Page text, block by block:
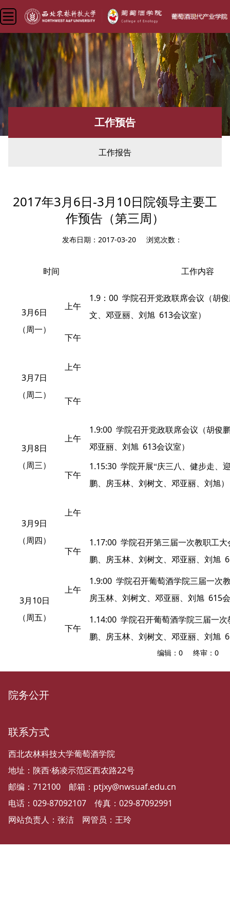
工作预告
工作报告
2017年3月6日-3月10日院领导主要工
作预告（第三周）
发布日期：2017-03-20 浏览次数：
时间 工作内容
3月 6日
（周一）
上午
1.9 ： 00 学院召开党政联席会议（胡
文、邓亚丽、刘旭 613会议室）
下午
3月 7日
（周二）
上午
下午
3月 8日
（周三）
上午
1.9:00 学院召开党政联席会议（胡俊
邓亚丽、刘旭 613会议室）
下午
1.15:30 学院开展“庆三八、健步走、
鹏、房玉林、刘树文、邓亚丽、刘旭）
3月 9日
（周四）
上午
下午
1.17:00 学院召开第三届一次教职工
鹏、房玉林、刘树文、邓亚丽、刘旭
3月 10日
（周五）
上午
1.9:00 学院召开葡萄酒学院三届一次
房玉林、刘树文、邓亚丽、刘旭 615
下午
1.14:00 学院召开葡萄酒学院三届一
鹏、房玉林、刘树文、邓亚丽、刘旭
编辑：0 终审：0
院务公开
联系方式
西北农林科技大学葡萄酒学院
地址：陕西·杨凌示范区西农路22号
邮编：712100 邮箱：ptjxy@nwsuaf.edu.cn
电话：029-87092107 传真：029-87092991
网站负责人：张洁 网管员：王玲